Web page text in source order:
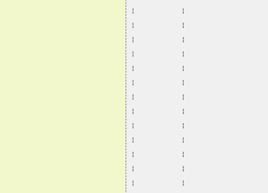
¦           ¦
¦           ¦
¦           ¦
¦           ¦
¦           ¦
¦           ¦
¦           ¦
¦           ¦
¦           ¦
¦           ¦
¦           ¦
¦           ¦
¦           ¦